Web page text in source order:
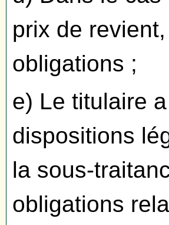
prix de
obligations ;
e) Le titulaire
dispositions
la sous-
obligations